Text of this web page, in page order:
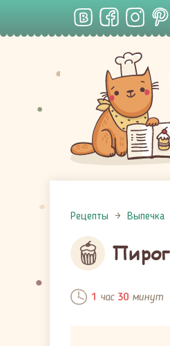
Рецепты Выпечка
1 час 30минут